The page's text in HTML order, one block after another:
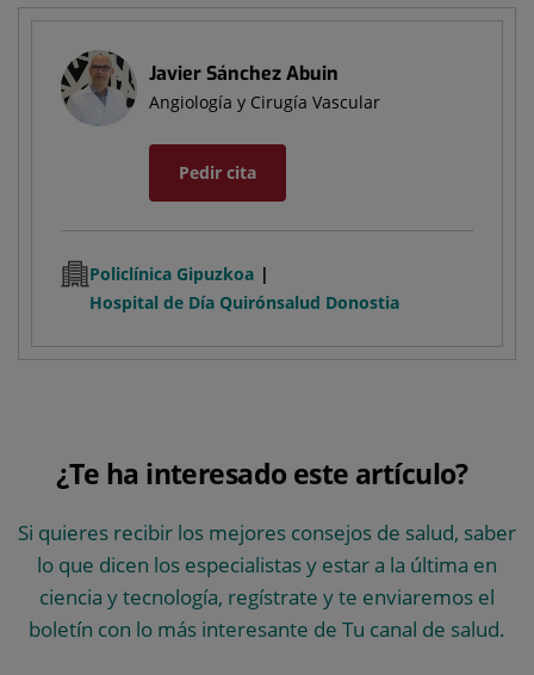
Javier Sánchez Abuin
Angiología y Cirugía Vascular
Pedir cita
Policlínica Gipuzkoa
Hospital de Día Quirónsalud Donostia
¿Te ha interesado este artículo?
Si quieres recibir los mejores consejos de salud, saber
lo que dicen los especialistas y estar a la última en
ciencia y tecnología, regístrate y te enviaremos el
boletín con lo más interesante de Tu canal de salud.